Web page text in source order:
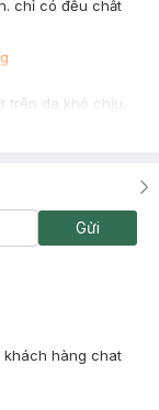
chỉ có đều chất
trên da khó chịu,
lắm
Gửi
khách hàng chat